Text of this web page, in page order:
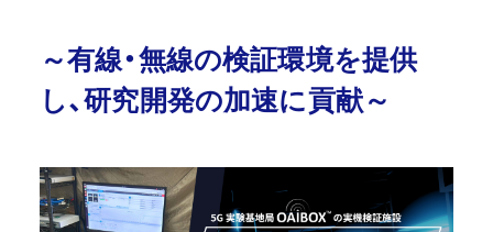
～有線・無線の検証環境を提供
し、研究開発の加速に貢献～